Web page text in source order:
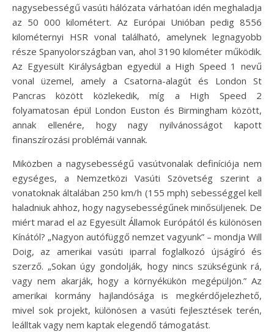
nagysebességű vasúti hálózata várhatóan idén meghaladja
az 50 000 kilométert. Az Európai Unióban pedig 8556
kilométernyi HSR vonal található, amelynek legnagyobb
része Spanyolországban van, ahol 3190 kilométer működik.
Az Egyesült Királyságban egyedül a High Speed 1 nevű
vonal üzemel, amely a Csatorna-alagút és London St
Pancras között közlekedik, míg a High Speed 2
folyamatosan épül London Euston és Birmingham között,
annak ellenére, hogy nagy nyilvánosságot kapott
finanszírozási problémái vannak.
Miközben a nagysebességű vasútvonalak definíciója nem
egységes, a Nemzetközi Vasúti Szövetség szerint a
vonatoknak általában 250 km/h (155 mph) sebességgel kell
haladniuk ahhoz, hogy nagysebességűnek minősüljenek. De
miért marad el az Egyesült Államok Európától és különösen
Kínától? „Nagyon autófüggő nemzet vagyunk” – mondja Will
Doig, az amerikai vasúti iparral foglalkozó újságíró és
szerző. „Sokan úgy gondolják, hogy nincs szükségünk rá,
vagy nem akarják, hogy a környékükön megépüljön.” Az
amerikai kormány hajlandósága is megkérdőjelezhető,
mivel sok projekt, különösen a vasúti fejlesztések terén,
leálltak vagy nem kaptak elegendő támogatást.